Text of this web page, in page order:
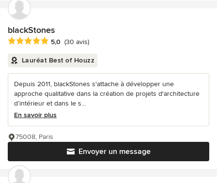
blackStones
Note moyenne : 5 étoiles sur 5
5,0 (30 avis)
Lauréat Best of Houzz
Depuis 2011, blackStones s'attache à développer une
approche qualitative dans la création de projets d'architecture
d’intérieur et dans le s...
En savoir plus
Envoyer un message
75008, Paris